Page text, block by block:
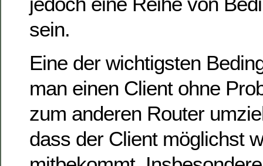
sein.
Eine der wichtigsten
man einen Client ohne
zum anderen Router
dass der Client möglichst